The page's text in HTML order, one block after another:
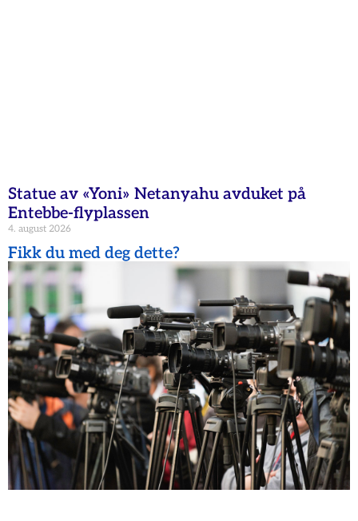
Statue av «Yoni» Netanyahu avduket på
Entebbe-flyplassen
4. august 2026
Fikk du med deg dette?